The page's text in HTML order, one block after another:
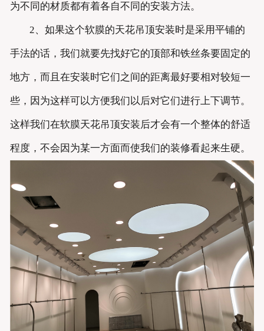
为不同的材质都有着各自不同的安装方法。
2、如果这个软膜的天花吊顶安装时是采用平铺的
手法的话，我们就要先找好它的顶部和铁丝条要固定的
地方，而且在安装时它们之间的距离最好要相对较短一
些，因为这样可以方便我们以后对它们进行上下调节。
这样我们在软膜天花吊顶安装后才会有一个整体的舒适
程度，不会因为某一方面而使我们的装修看起来生硬。